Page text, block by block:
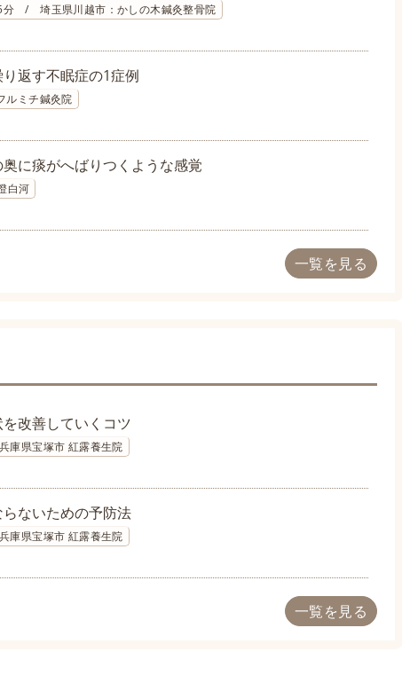
分 / 埼玉県川越市：かしの木鍼灸整骨院
返す不眠症の1症例
ルミチ鍼灸院
に痰がへばりつくような感覚
白河
一覧を見る
改善していくコツ
庫県宝塚市 紅露養生院
ないための予防法
庫県宝塚市 紅露養生院
一覧を見る